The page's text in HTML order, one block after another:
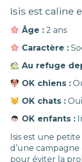
Isis est caline
Âge : 2 ans
Caractère :
Au refuge
OK chiens :
OK chats : Oui
OK enfants :
Isis est une
d’une
pour éviter la